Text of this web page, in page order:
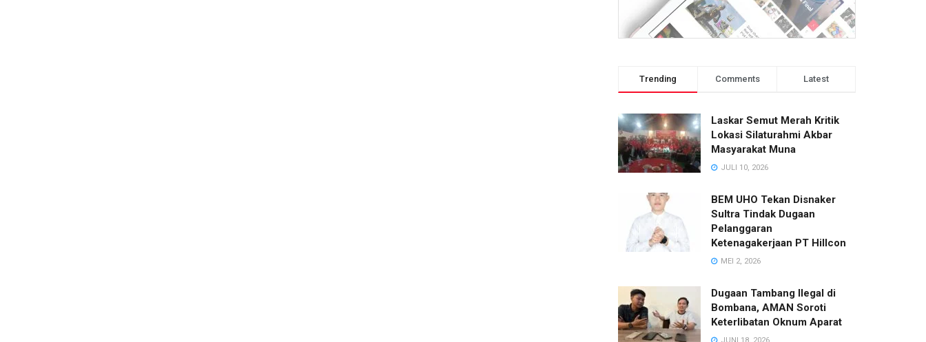
Trending Comments Latest
Laskar Semut Merah Kritik
Lokasi Silaturahmi Akbar
Masyarakat Muna
JULI 10, 2026
BEM UHO Tekan Disnaker
Sultra Tindak Dugaan
Pelanggaran
Ketenagakerjaan PT Hillcon
MEI 2, 2026
Dugaan Tambang Ilegal di
Bombana, AMAN Soroti
Keterlibatan Oknum Aparat